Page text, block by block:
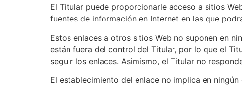
El Titular puede proporcionarle acceso a sitios
fuentes de información en Internet en las que
Estos enlaces a otros sitios Web no suponen en
están fuera del control del Titular, por lo que el
seguir los enlaces. Asimismo, el Titular no
El establecimiento del enlace no implica en